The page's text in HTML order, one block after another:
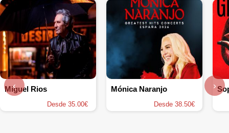
Miguel Rios
Desde 35.00€
Mónica Naranjo
Desde 38.50€
‹ ›